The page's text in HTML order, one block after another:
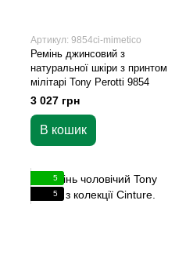
Артикул: 9854ci-mimetico
Ремінь джинсовий з
натуральної шкіри з принтом
мілітарі Tony Perotti 9854
3 027 грн
В кошик
5
5